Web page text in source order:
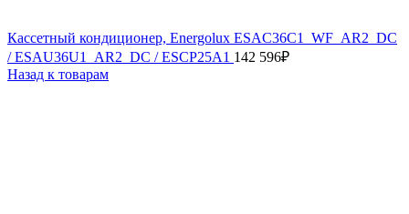
Кассетный кондиционер, Energolux ESAC36C1_WF_AR2_DC
/ ESAU36U1_AR2_DC / ESCP25A1 142 596₽
Назад к товарам